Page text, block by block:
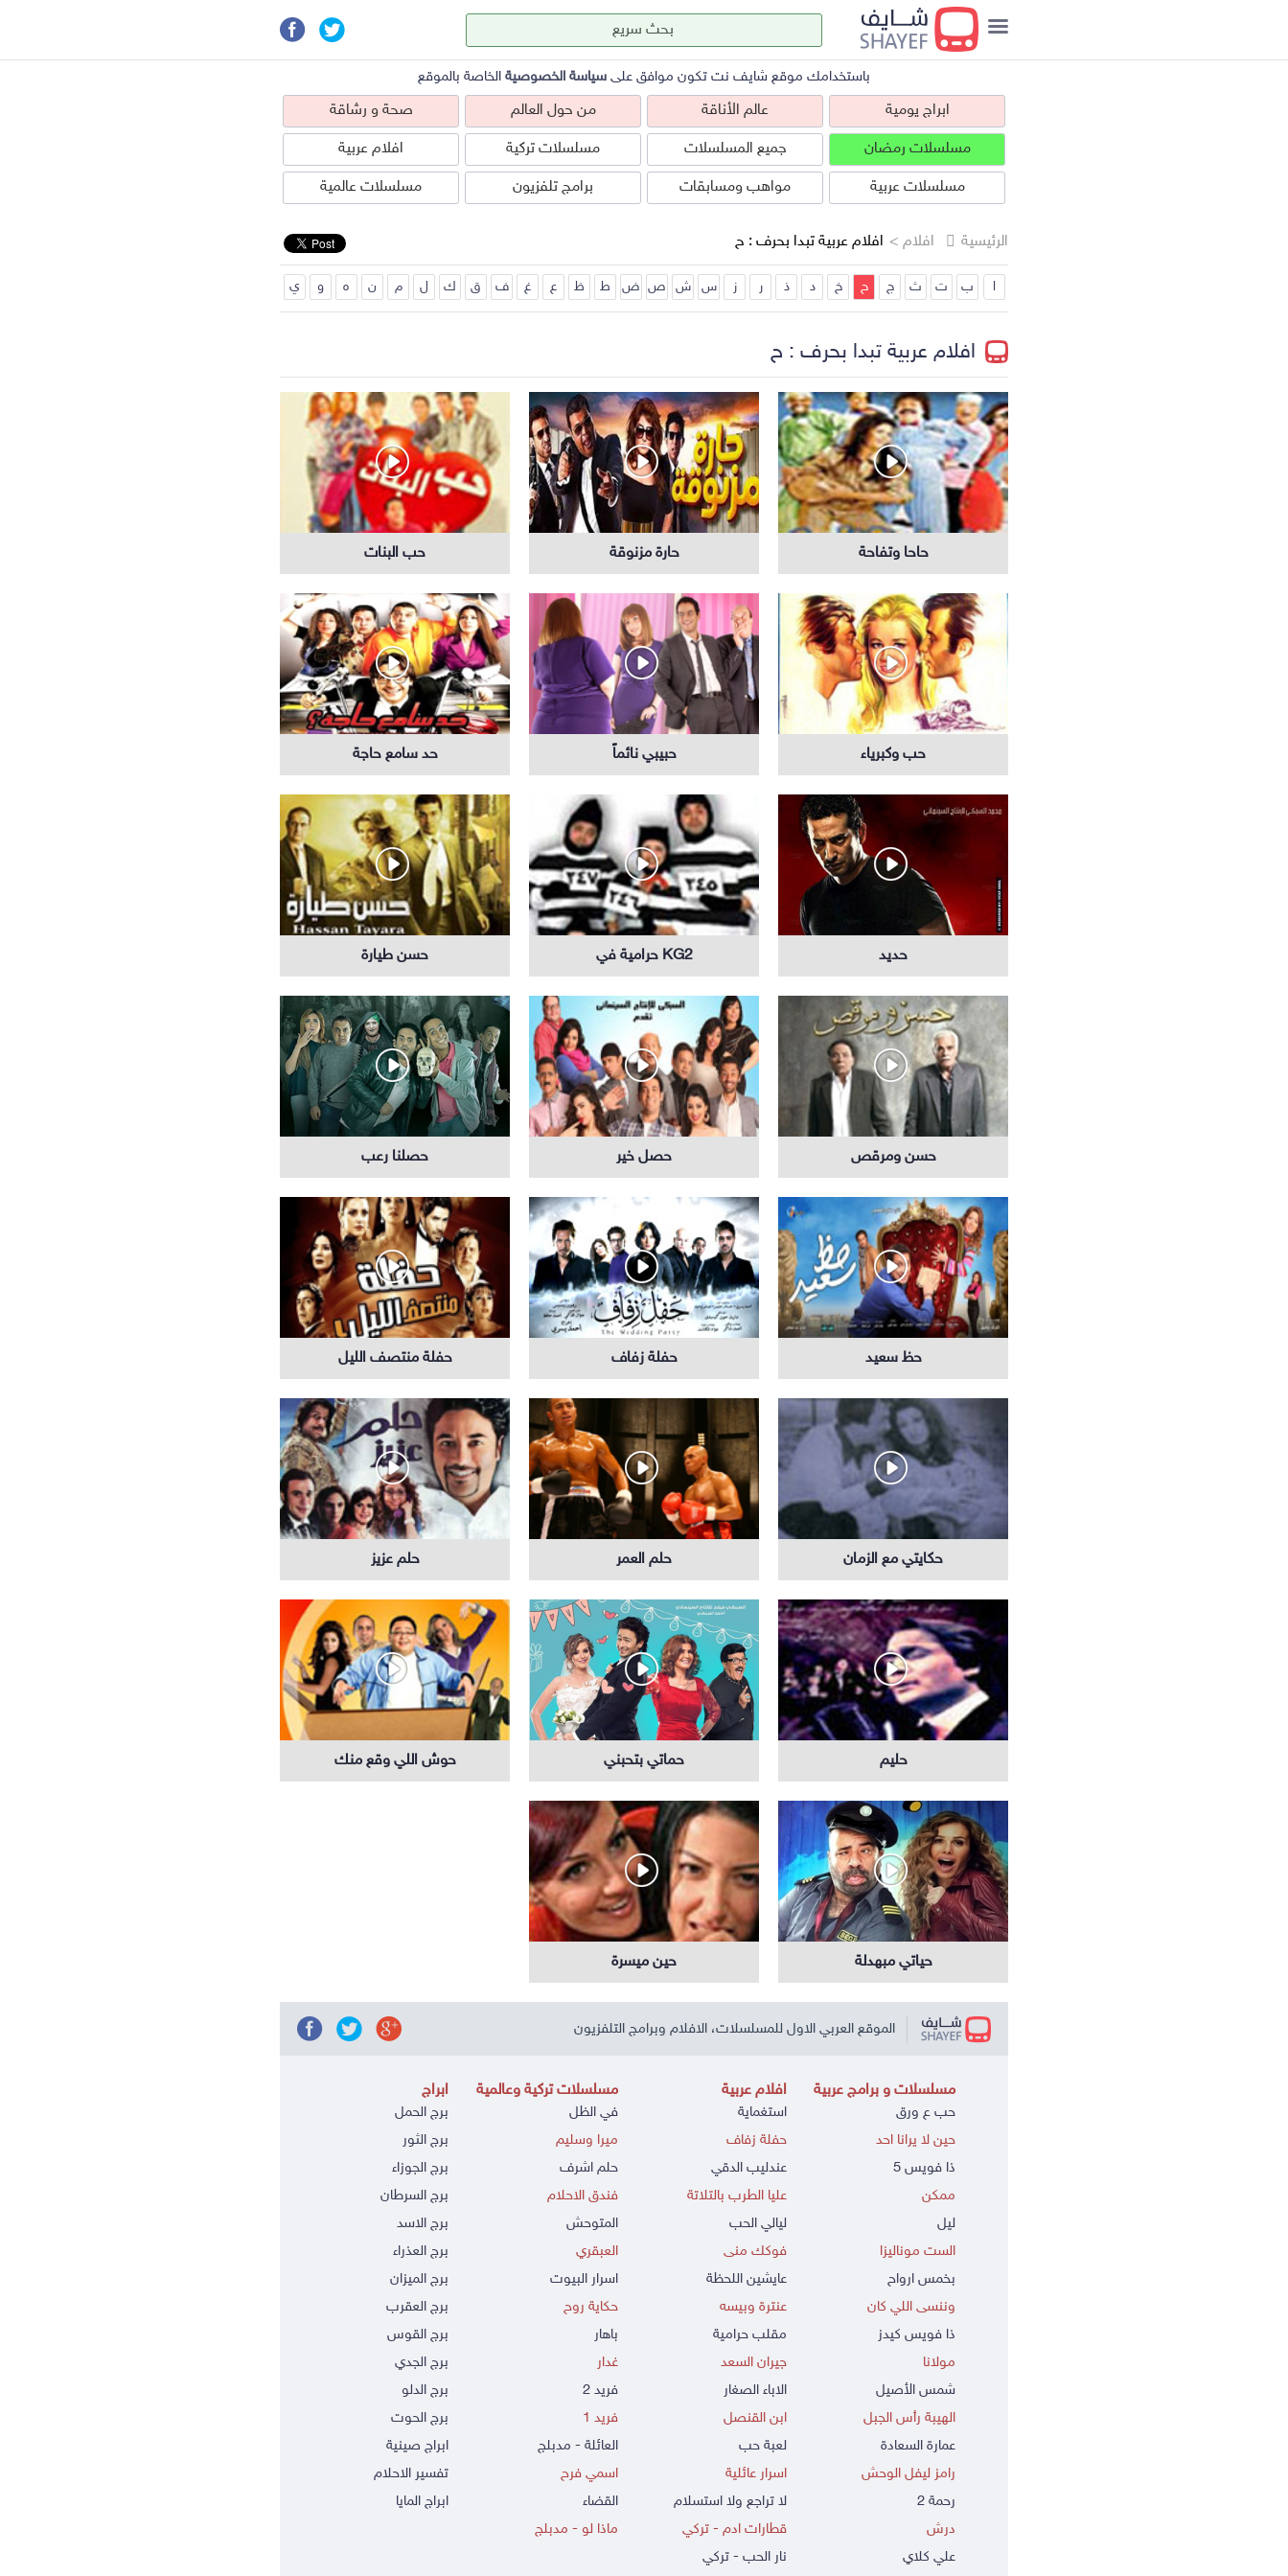
ابراج يومية عالم الأناقة من حول العالم صحة و رشاقة
جميع المسلسلات مسلسلات عربية مسلسلات تركية
مسلسلات عالمية مواهب ومسابقات برامج تلفزيون افلام عربية
باستخدامك موقع شايف نت تكون موافق على سياسة الخصوصية الخاصة بالموقع
ابراج يومية عالم الأناقة من حول العالم صحة و رشاقة
مسلسلات رمضان جميع المسلسلات مسلسلات تركية افلام عربية
مسلسلات عربية مواهب ومسابقات برامج تلفزيون مسلسلات عالمية
الرئيسية افلام > افلام عربية تبدا بحرف : ح
ا ب ت ث ج ح خ د ذ ر ز س ش ص ض ط ظ ع غ ف ق ك ل م ن ه و ي
افلام عربية تبدا بحرف : ح
حاحا وتفاحة حارة مزنوقة حب البنات
حب وكبرياء حبيبي نائماً حد سامع حاجة
حديد حرامية في KG2 حسن طيارة
حسن ومرقص حصل خير حصلنا رعب
حظ سعيد حفلة زفاف حفلة منتصف الليل
حكايتي مع الزمان حلم العمر حلم عزيز
حليم حماتي بتحبني حوش اللي وقع منك
حياتي مبهدلة حين ميسرة
الموقع العربي الاول للمسلسلات، الافلام وبرامج التلفزيون
مسلسلات و برامج عربية
حب ع ورق
حين لا يرانا احد
ذا فويس 5
ممكن
ليل
الست موناليزا
بخمس ارواح
وننسى اللي كان
ذا فويس كيدز
مولانا
شمس الأصيل
الهيبة رأس الجبل
عمارة السعادة
رامز ليفل الوحش
رحمة 2
درش
علي كلاي
افلام عربية
استغماية
حفلة زفاف
عندليب الدقي
عليا الطرب بالتلاتة
ليالي الحب
فوكك منى
عايشين اللحظة
عنترة وبيسه
مقلب حرامية
جيران السعد
الاباء الصغار
ابن القنصل
لعبة حب
اسرار عائلية
لا تراجع ولا استسلام
قطارات ادم - تركي
نار الحب - تركي
مسلسلات تركية وعالمية
في الظل
ميرا وسليم
حلم اشرف
فندق الاحلام
المتوحش
العبقري
اسرار البيوت
حكاية روح
باهار
غدار
فريد 2
فريد 1
العائلة - مدبلج
اسمي فرح
القضاء
ماذا لو - مدبلج
ابراج
برج الحمل
برج الثور
برج الجوزاء
برج السرطان
برج الاسد
برج العذراء
برج الميزان
برج العقرب
برج القوس
برج الجدي
برج الدلو
برج الحوت
ابراج صينية
تفسير الاحلام
ابراج المايا